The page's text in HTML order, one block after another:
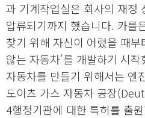
과 기계작업실은 회사의 재정
압류되기까지 했습니다. 카를
찾기 위해 자신이 어렸을 때부
않는 자동차’를 개발하기 시
자동차를 만들기 위해서는 엔
도이츠 가스 자동차 공장
4행정기관에 대한 특허를 출